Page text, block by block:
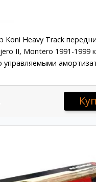
Koni Heavy Track
II, Montero 1991-1999
управляемыми